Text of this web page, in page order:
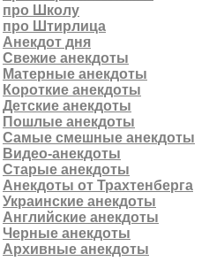
про Школу
про Штирлица
Анекдот дня
Свежие анекдоты
Матерные анекдоты
Короткие анекдоты
Детские анекдоты
Пошлые анекдоты
Самые смешные анекдоты
Видео-анекдоты
Старые анекдоты
Анекдоты от Трахтенберга
Украинские анекдоты
Английские анекдоты
Черные анекдоты
Архивные анекдоты